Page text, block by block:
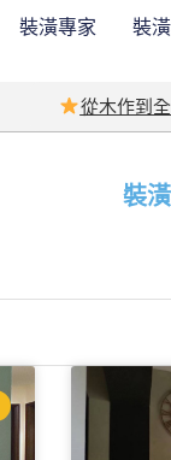
裝潢專家 裝
從木作到
裝